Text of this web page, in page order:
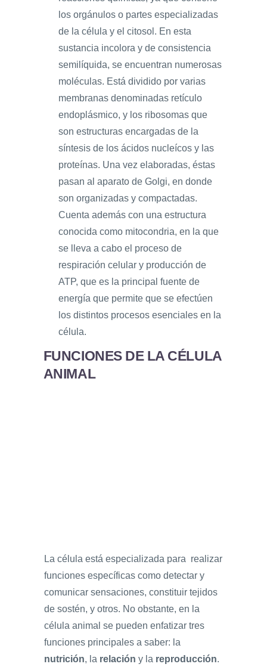
los orgánulos o partes especializadas
de la célula y el citosol. En esta
sustancia incolora y de consistencia
semilíquida, se encuentran numerosas
moléculas. Está dividido por varias
membranas denominadas retículo
endoplásmico, y los ribosomas que
son estructuras encargadas de la
síntesis de los ácidos nucleícos y las
proteínas. Una vez elaboradas, éstas
pasan al aparato de Golgi, en donde
son organizadas y compactadas.
Cuenta además con una estructura
conocida como mitocondria, en la que
se lleva a cabo el proceso de
respiración celular y producción de
ATP, que es la principal fuente de
energía que permite que se efectúen
los distintos procesos esenciales en la
célula.
FUNCIONES DE LA CÉLULA
ANIMAL
La célula está especializada para realizar
funciones específicas como detectar y
comunicar sensaciones, constituir tejidos
de sostén, y otros. No obstante, en la
célula animal se pueden enfatizar tres
funciones principales a saber: la
nutrición, la relación y la reproducción.